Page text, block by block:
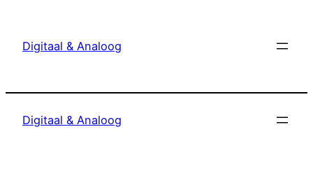
Digitaal & Analoog
Digitaal & Analoog